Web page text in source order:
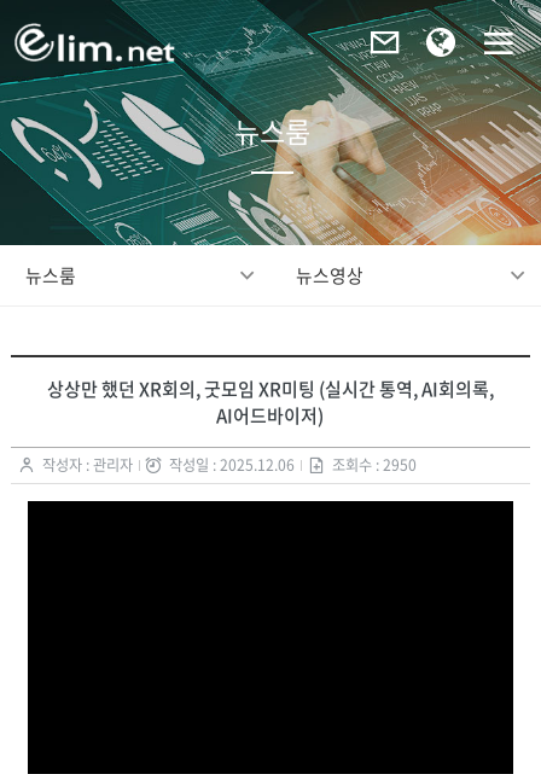
뉴스룸
뉴스룸 뉴스영상
상상만 했던 XR회의, 굿모임 XR미팅 (실시간 통역, AI회의록,
AI어드바이저)
작성자 : 관리자 작성일 : 2025.12.06 조회수 : 2950